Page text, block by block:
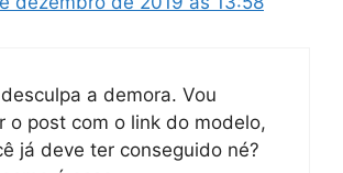
a demora. Vou
o post com o link do modelo,
já deve ter conseguido né?